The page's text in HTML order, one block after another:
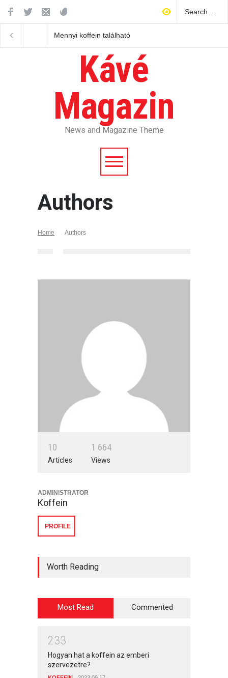
Mennyi koffein található
Kávé
Magazin
News and Magazine Theme
Authors
Home Authors
10
Articles
1 664
Views
ADMINISTRATOR
Koffein
PROFILE
Worth Reading
Most Read Commented
233
Hogyan hat a koffein az emberi
szervezetre?